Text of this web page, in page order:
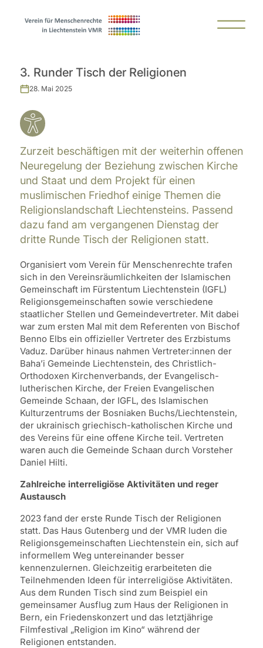
3. Runder Tisch der Religionen
28. Mai 2025
Zurzeit beschäftigen mit der weiterhin offenen
Neuregelung der Beziehung zwischen Kirche
und Staat und dem Projekt für einen
muslimischen Friedhof einige Themen die
Religionslandschaft Liechtensteins. Passend
dazu fand am vergangenen Dienstag der
dritte Runde Tisch der Religionen statt.
Organisiert vom Verein für Menschenrechte trafen
sich in den Vereinsräumlichkeiten der Islamischen
Gemeinschaft im Fürstentum Liechtenstein (IGFL)
Religionsgemeinschaften sowie verschiedene
staatlicher Stellen und Gemeindevertreter. Mit dabei
war zum ersten Mal mit dem Referenten von Bischof
Benno Elbs ein offizieller Vertreter des Erzbistums
Vaduz. Darüber hinaus nahmen Vertreter:innen der
Baha’i Gemeinde Liechtenstein, des Christlich-
Orthodoxen Kirchenverbands, der Evangelisch-
lutherischen Kirche, der Freien Evangelischen
Gemeinde Schaan, der IGFL, des Islamischen
Kulturzentrums der Bosniaken Buchs/Liechtenstein,
der ukrainisch griechisch-katholischen Kirche und
des Vereins für eine offene Kirche teil. Vertreten
waren auch die Gemeinde Schaan durch Vorsteher
Daniel Hilti.
Zahlreiche interreligiöse Aktivitäten und reger
Austausch
2023 fand der erste Runde Tisch der Religionen
statt. Das Haus Gutenberg und der VMR luden die
Religionsgemeinschaften Liechtenstein ein, sich auf
informellem Weg untereinander besser
kennenzulernen. Gleichzeitig erarbeiteten die
Teilnehmenden Ideen für interreligiöse Aktivitäten.
Aus dem Runden Tisch sind zum Beispiel ein
gemeinsamer Ausflug zum Haus der Religionen in
Bern, ein Friedenskonzert und das letztjährige
Filmfestival „Religion im Kino“ während der
Religionen entstanden.